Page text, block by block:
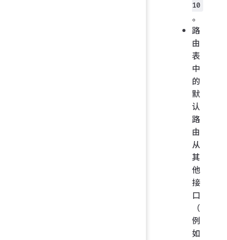
10
。
路
由
表
中
的
默
认
路
由
从
其
他
接
口
（
例
如